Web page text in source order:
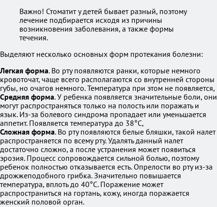
Важно! Стоматит у детей бывает разный, поэтому
лечение подбирается исходя из причины
возникновения заболевания, а также формы
течения.
Выделяют несколько основных форм протекания болезни:
Легкая форма. Во рту появляются ранки, которые немного
кровоточат, чаще всего располагаются со внутренней стороны
губы, но очагов немного. Температура при этом не появляется,
Средняя форма. У ребенка появляется значительные боли, они
могут распространяться только на полость или поражать и
язык. Из-за болевого синдрома пропадает или уменьшается
аппетит. Появляется температура до 38°С,
Сложная форма. Во рту появляются белые бляшки, такой налет
распространяется по всему рту. Удалять данный налет
достаточно сложно, а после устранения может появиться
эрозия. Процесс сопровождается сильной болью, поэтому
ребенок полностью отказывается есть. Опрелости во рту из-за
дрожжеподобного грибка. Значительно повышается
температура, вплоть до 40°С. Поражение может
распространиться на гортань, кожу, иногда поражается
женский половой орган.